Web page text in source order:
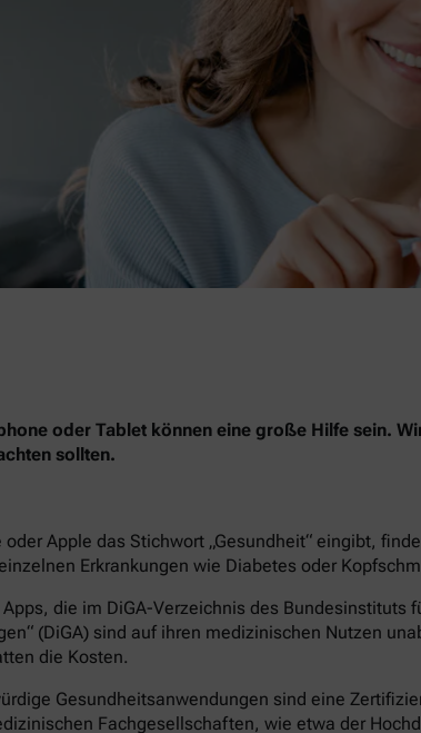
oder Tablet können eine große Hilfe sein.
sollten.
Apple das Stichwort „Gesundheit“ eingibt,
Erkrankungen wie Diabetes oder
die im DiGA-Verzeichnis des
(DiGA) sind auf ihren medizinischen Nutzen
die Kosten.
Gesundheitsanwendungen sind eine
Fachgesellschaften, wie etwa der